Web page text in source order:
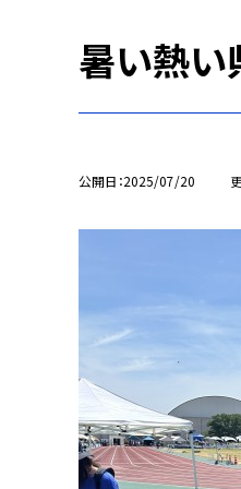
暑い熱い
公開日 2025/07/20